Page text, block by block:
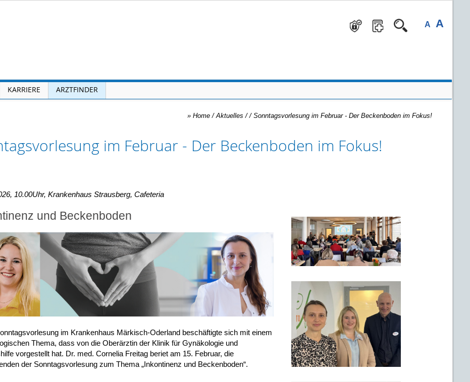
A A
KARRIERE ARZTFINDER
» Home/ Aktuelles // Sonntagsvorlesung im Februar - Der Beckenboden im Fokus!
im Februar - Der Beckenboden im Fokus!
10.00Uhr, Krankenhaus Strausberg, Cafeteria
und Beckenboden
im Krankenhaus Märkisch-Oderland beschäftigte sich mit einem
Thema, dass von die Oberärztin der Klinik für Gynäkologie und
vorgestellt hat. Dr. med. Cornelia Freitag beriet am 15. Februar, die
der Sonntagsvorlesung zum Thema „Inkontinenz und Beckenboden“.